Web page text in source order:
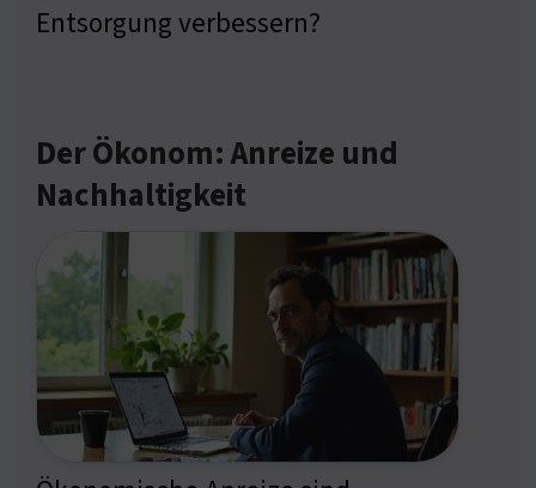
Entsorgung verbessern?
Der Ökonom: Anreize und
Nachhaltigkeit